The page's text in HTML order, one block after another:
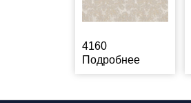
4160
Подробнее